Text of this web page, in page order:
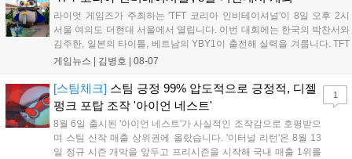
FWC 그랜드 파이널이 개최될 예정이며, 위메이드커넥트는 이를
통해 커뮤니티 중심의 장기 성장 모델을 지속할 방침입니다....
라이엇 게임즈가 주최하는 'TFT 코리아 인비테이셔널'이 8일 오후 2시
서울 여의도 더현대 서울에서 열립니다. 이번 대회에는 한국의 박찬서와
김주한, 일본의 타이틀, 베트남의 YBY1이 출전해 실력을 겨룹니다. TFT
는 소속팀 없이 개인 자격으로 참가하는 독특한 대회 구조를 가지며, 누
17일까지 이어지는 이번 행사는 신규 세트 체험과 공연 등 다양한 즐길
거리를 제공하며, 이후 현대백화점 판교점에서도 행사가 이어질 예정입
니다. 연말에는 라스베이거스 오픈이 개최됩니다....
게임뉴스 | 김병호 | 08-07
[스팀체크] 스팀 긍정 99% 압도적으로 긍정적, 디젤
펑크 포탑 조작 '아이언 네스트'
8월 6일 출시된 '아이언 네스트'가 사실적인 조작감으로 호평받으
며 스팀 신작 매출 상위권에 올랐습니다. '이터널 리턴'은 8월 13
일 정규 시즌 개막을 앞두고 프리시즌을 시작해 국내 매출 1위를
1